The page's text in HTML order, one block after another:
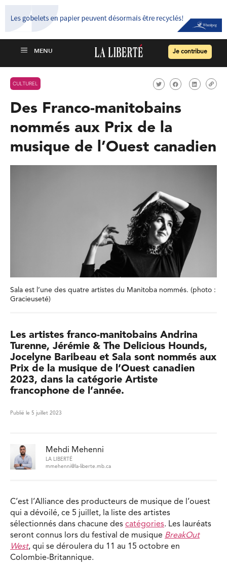
Je contribue
CULTUREL
Des Franco-manitobains
nommés aux Prix de la
musique de l’Ouest canadien
Sala est l’une des quatre artistes du Manitoba nommés. (photo :
Gracieuseté)
Les artistes franco-manitobains Andrina
Turenne, Jérémie & The Delicious Hounds,
Jocelyne Baribeau et Sala sont nommés aux
Prix de la musique de l’Ouest canadien
2023, dans la catégorie Artiste
francophone de l’année.
Publié le 5 juillet 2023
Mehdi Mehenni
LA LIBERTÉ
mmehenni@la-liberte.mb.ca
C’est l’Alliance des producteurs de musique de l’ouest
qui a dévoilé, ce 5 juillet, la liste des artistes
sélectionnés dans chacune des catégories. Les lauréats
seront connus lors du festival de musique BreakOut
West, qui se déroulera du 11 au 15 octobre en
Colombie-Britannique.